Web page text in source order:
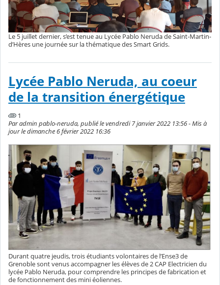
Le 5 juillet dernier, s’est tenue au Lycée Pablo Neruda de Saint-Martin-
d’Hères une journée sur la thématique des Smart Grids.
Lycée Pablo Neruda, au coeur
de la transition énergétique
1
Par admin pablo-neruda, publié le vendredi 7 janvier 2022 13:56 - Mis à
jour le dimanche 6 février 2022 16:36
Durant quatre jeudis, trois étudiants volontaires de l’Ense3 de
Grenoble sont venus accompagner les élèves de 2 CAP Electricien du
lycée Pablo Neruda, pour comprendre les principes de fabrication et
de fonctionnement des mini éoliennes.